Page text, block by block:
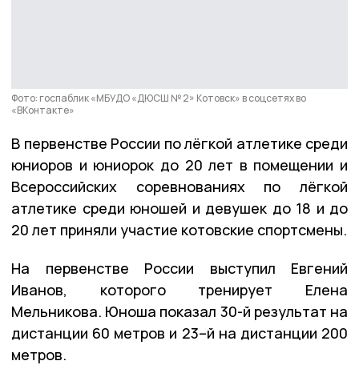
Фото: госпаблик «МБУДО «ДЮСШ № 2» Котовск» в соцсетях во
«ВКонтакте»
В первенстве России по лёгкой атлетике среди
юниоров и юниорок до 20 лет в помещении и
Всероссийских соревнованиях по лёгкой
атлетике среди юношей и девушек до 18 и до
20 лет приняли участие котовские спортсмены.
На первенстве России выступил Евгений
Иванов, которого тренирует Елена
Мельникова. Юноша показал 30-й результат на
дистанции 60 метров и 23–й на дистанции 200
метров.